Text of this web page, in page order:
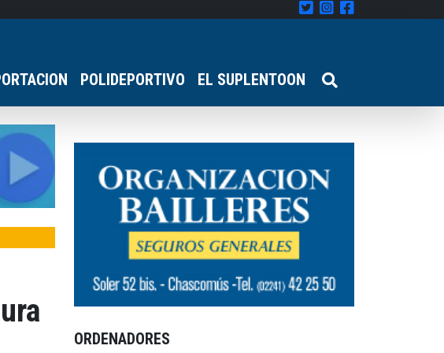
POLIDEPORTIVO EL SUPLENTOON
ORDENADORES